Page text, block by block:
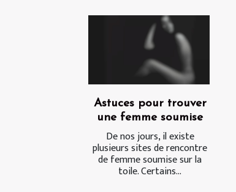
Astuces pour trouver
une femme soumise
De nos jours, il existe
plusieurs sites de rencontre
de femme soumise sur la
toile. Certains...